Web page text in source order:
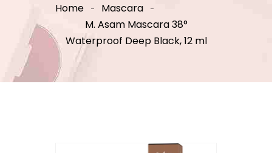
Home
Mascara
M. Asam Mascara 38°
Waterproof Deep Black, 12 ml